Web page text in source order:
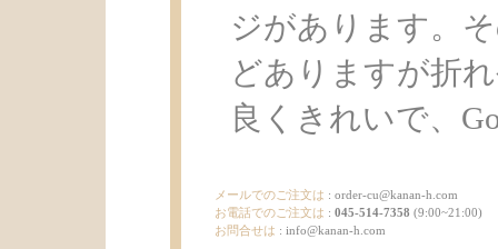
ジがあります。
どありますが折
良くきれいで、
メールでのご注文は : order-cu@kanan-h.com
お電話でのご注文は : 045-514-7358 (9:00~21:00)
お問合せは : info@kanan-h.com